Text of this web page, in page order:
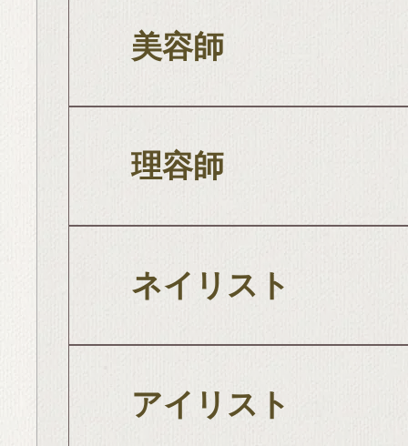
美容師
理容師
ネイリスト
アイリスト